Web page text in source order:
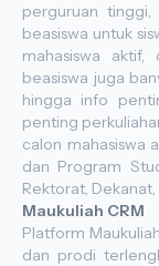
perguruan
beasiswa untuk
mahasiswa
beasiswa juga
hingga info
penting
calon mahasiswa
dan Program
Rektorat, Dekanat,
Maukuliah CRM
Platform
dan prodi